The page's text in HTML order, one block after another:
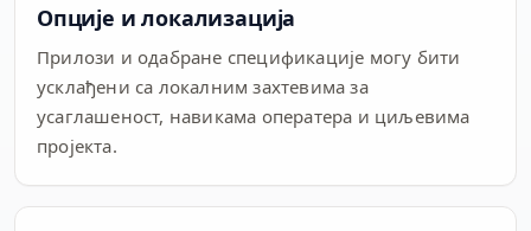
Опције и локализација
Прилози и одабране спецификације могу бити
усклађени са локалним захтевима за
усаглашеност, навикама оператера и циљевима
пројекта.